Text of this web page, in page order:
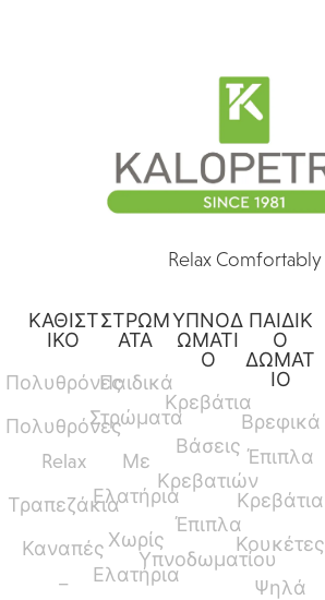
Relax Comfortably
ΚΑΘΙΣΤ
ΙΚΟ
Πολυθρόνες
Πολυθρόνες
Relax
Τραπεζάκια
Καναπές
–
ΣΤΡΩΜ
ΑΤΑ
Παιδικά
Στρώματα
Με
Ελατήρια
Χωρίς
Ελατήρια
ΥΠΝΟΔ
ΩΜΑΤΙ
Ο
Κρεβάτια
Βάσεις
Κρεβατιών
Έπιπλα
Υπνοδωματίου
ΠΑΙΔΙΚ
Ο
ΔΩΜΑΤ
ΙΟ
Βρεφικά
Έπιπλα
Κρεβάτια
Κουκέτες
Ψηλά